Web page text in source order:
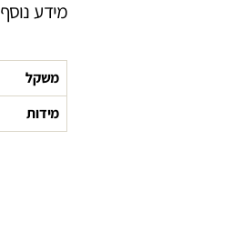
מידע נוסף
משקל
מידות